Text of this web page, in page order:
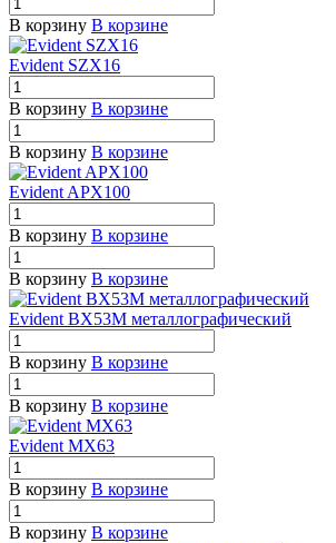
В корзину В корзине
Evident SZX16
В корзину В корзине
В корзину В корзине
Evident APX100
В корзину В корзине
В корзину В корзине
Evident BX53M металлографический
В корзину В корзине
В корзину В корзине
Evident MX63
В корзину В корзине
В корзину В корзине